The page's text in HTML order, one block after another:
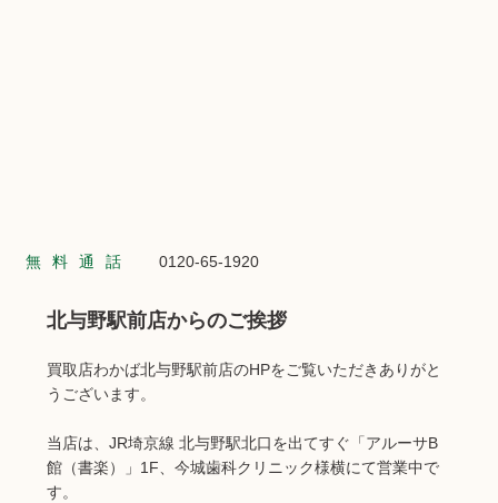
無料通話 0120-65-1920
北与野駅前店からのご挨拶
買取店わかば北与野駅前店のHPをご覧いただきありがと
うございます。
当店は、JR埼京線 北与野駅北口を出てすぐ「アルーサB
館（書楽）」1F、今城歯科クリニック様横にて営業中で
す。